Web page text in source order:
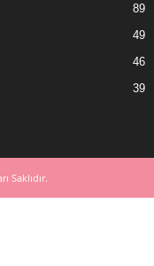
89
49
46
39
Saklıdır.